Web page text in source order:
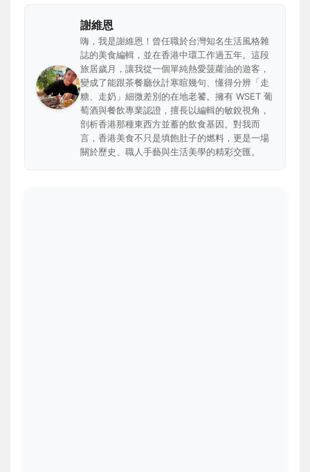
謝維恩
嗨，我是謝維恩！曾任職於台灣知名生活風格雜
誌的美食編輯，並在香港中環工作過五年。這段
旅居歲月，讓我從一個單純熱愛菠蘿油的遊客，
變成了能跟茶餐廳伙計寒暄幾句、懂得分辨「走
糖、走奶」細微差別的在地老饕。擁有 WSET 葡
萄酒與餐飲專業認證，擅長以編輯的敏銳視角，
剖析香港那種東西方並蓄的飲食基因。對我而
言，香港美食不只是填飽肚子的燃料，更是一場
關於歷史、職人手藝與生活美學的精彩交匯。